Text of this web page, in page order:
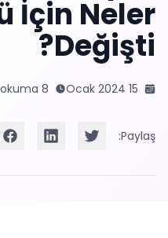
İçin Neler
Değişti?
15 Ocak 2024
8 dk okuma
Paylaş: